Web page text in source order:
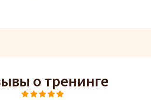
о тренинге